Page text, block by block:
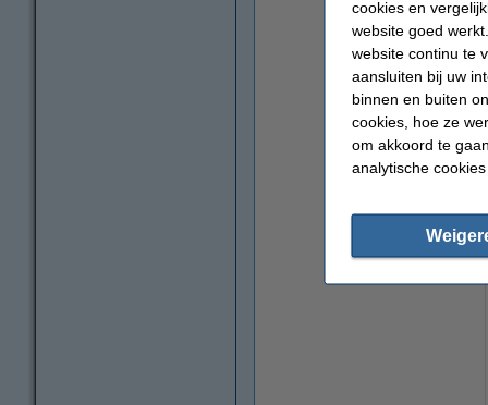
cookies en
website goed
website continu te
aansluiten bij uw
binnen en buiten
cookies, hoe ze
om akkoord te
analytische